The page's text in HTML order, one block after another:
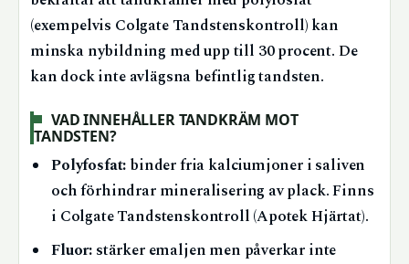
(exempelvis Colgate Tandstenskontroll) kan
minska nybildning med upp till 30 procent. De
kan dock inte avlägsna befintlig tandsten.
VAD INNEHÅLLER TANDKRÄM MOT
TANDSTEN?
Polyfosfat: binder fria kalciumjoner i saliven
och förhindrar mineralisering av plack. Finns
i Colgate Tandstenskontroll (Apotek Hjärtat).
Fluor: stärker emaljen men påverkar inte